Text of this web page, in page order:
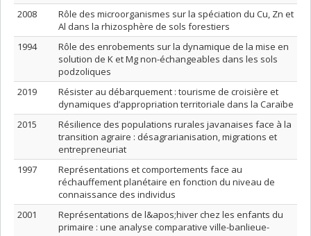
2008
Rôle des microorganismes sur la spéciation du Cu, Zn et
Al dans la rhizosphère de sols forestiers
1994
Rôle des enrobements sur la dynamique de la mise en
solution de K et Mg non-échangeables dans les sols
podzoliques
2019
Résister au débarquement : tourisme de croisière et
dynamiques d’appropriation territoriale dans la Caraïbe
2015
Résilience des populations rurales javanaises face à la
transition agraire : désagrarianisation, migrations et
entrepreneuriat
1997
Représentations et comportements face au
réchauffement planétaire en fonction du niveau de
connaissance des individus
2001
Représentations de l&apos;hiver chez les enfants du
primaire : une analyse comparative ville-banlieue-